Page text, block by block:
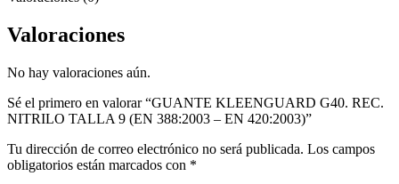
Valoraciones
No hay valoraciones aún.
Sé el primero en valorar “GUANTE KLEENGUARD G40. REC.
NITRILO TALLA 9 (EN 388:2003 – EN 420:2003)”
Tu dirección de correo electrónico no será publicada. Los campos
obligatorios están marcados con *